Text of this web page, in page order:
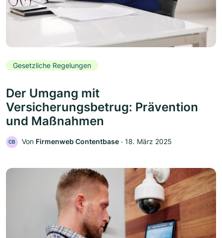
Gesetzliche Regelungen
Der Umgang mit
Versicherungsbetrug: Prävention
und Maßnahmen
CB Von Firmenweb Contentbase ‧ 18. März 2025